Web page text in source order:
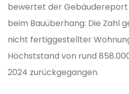
bewertet der Gebäudereport
beim Bauüberhang: Die Zahl
nicht fertiggestellter
Höchststand von rund
2024 zurückgegangen.